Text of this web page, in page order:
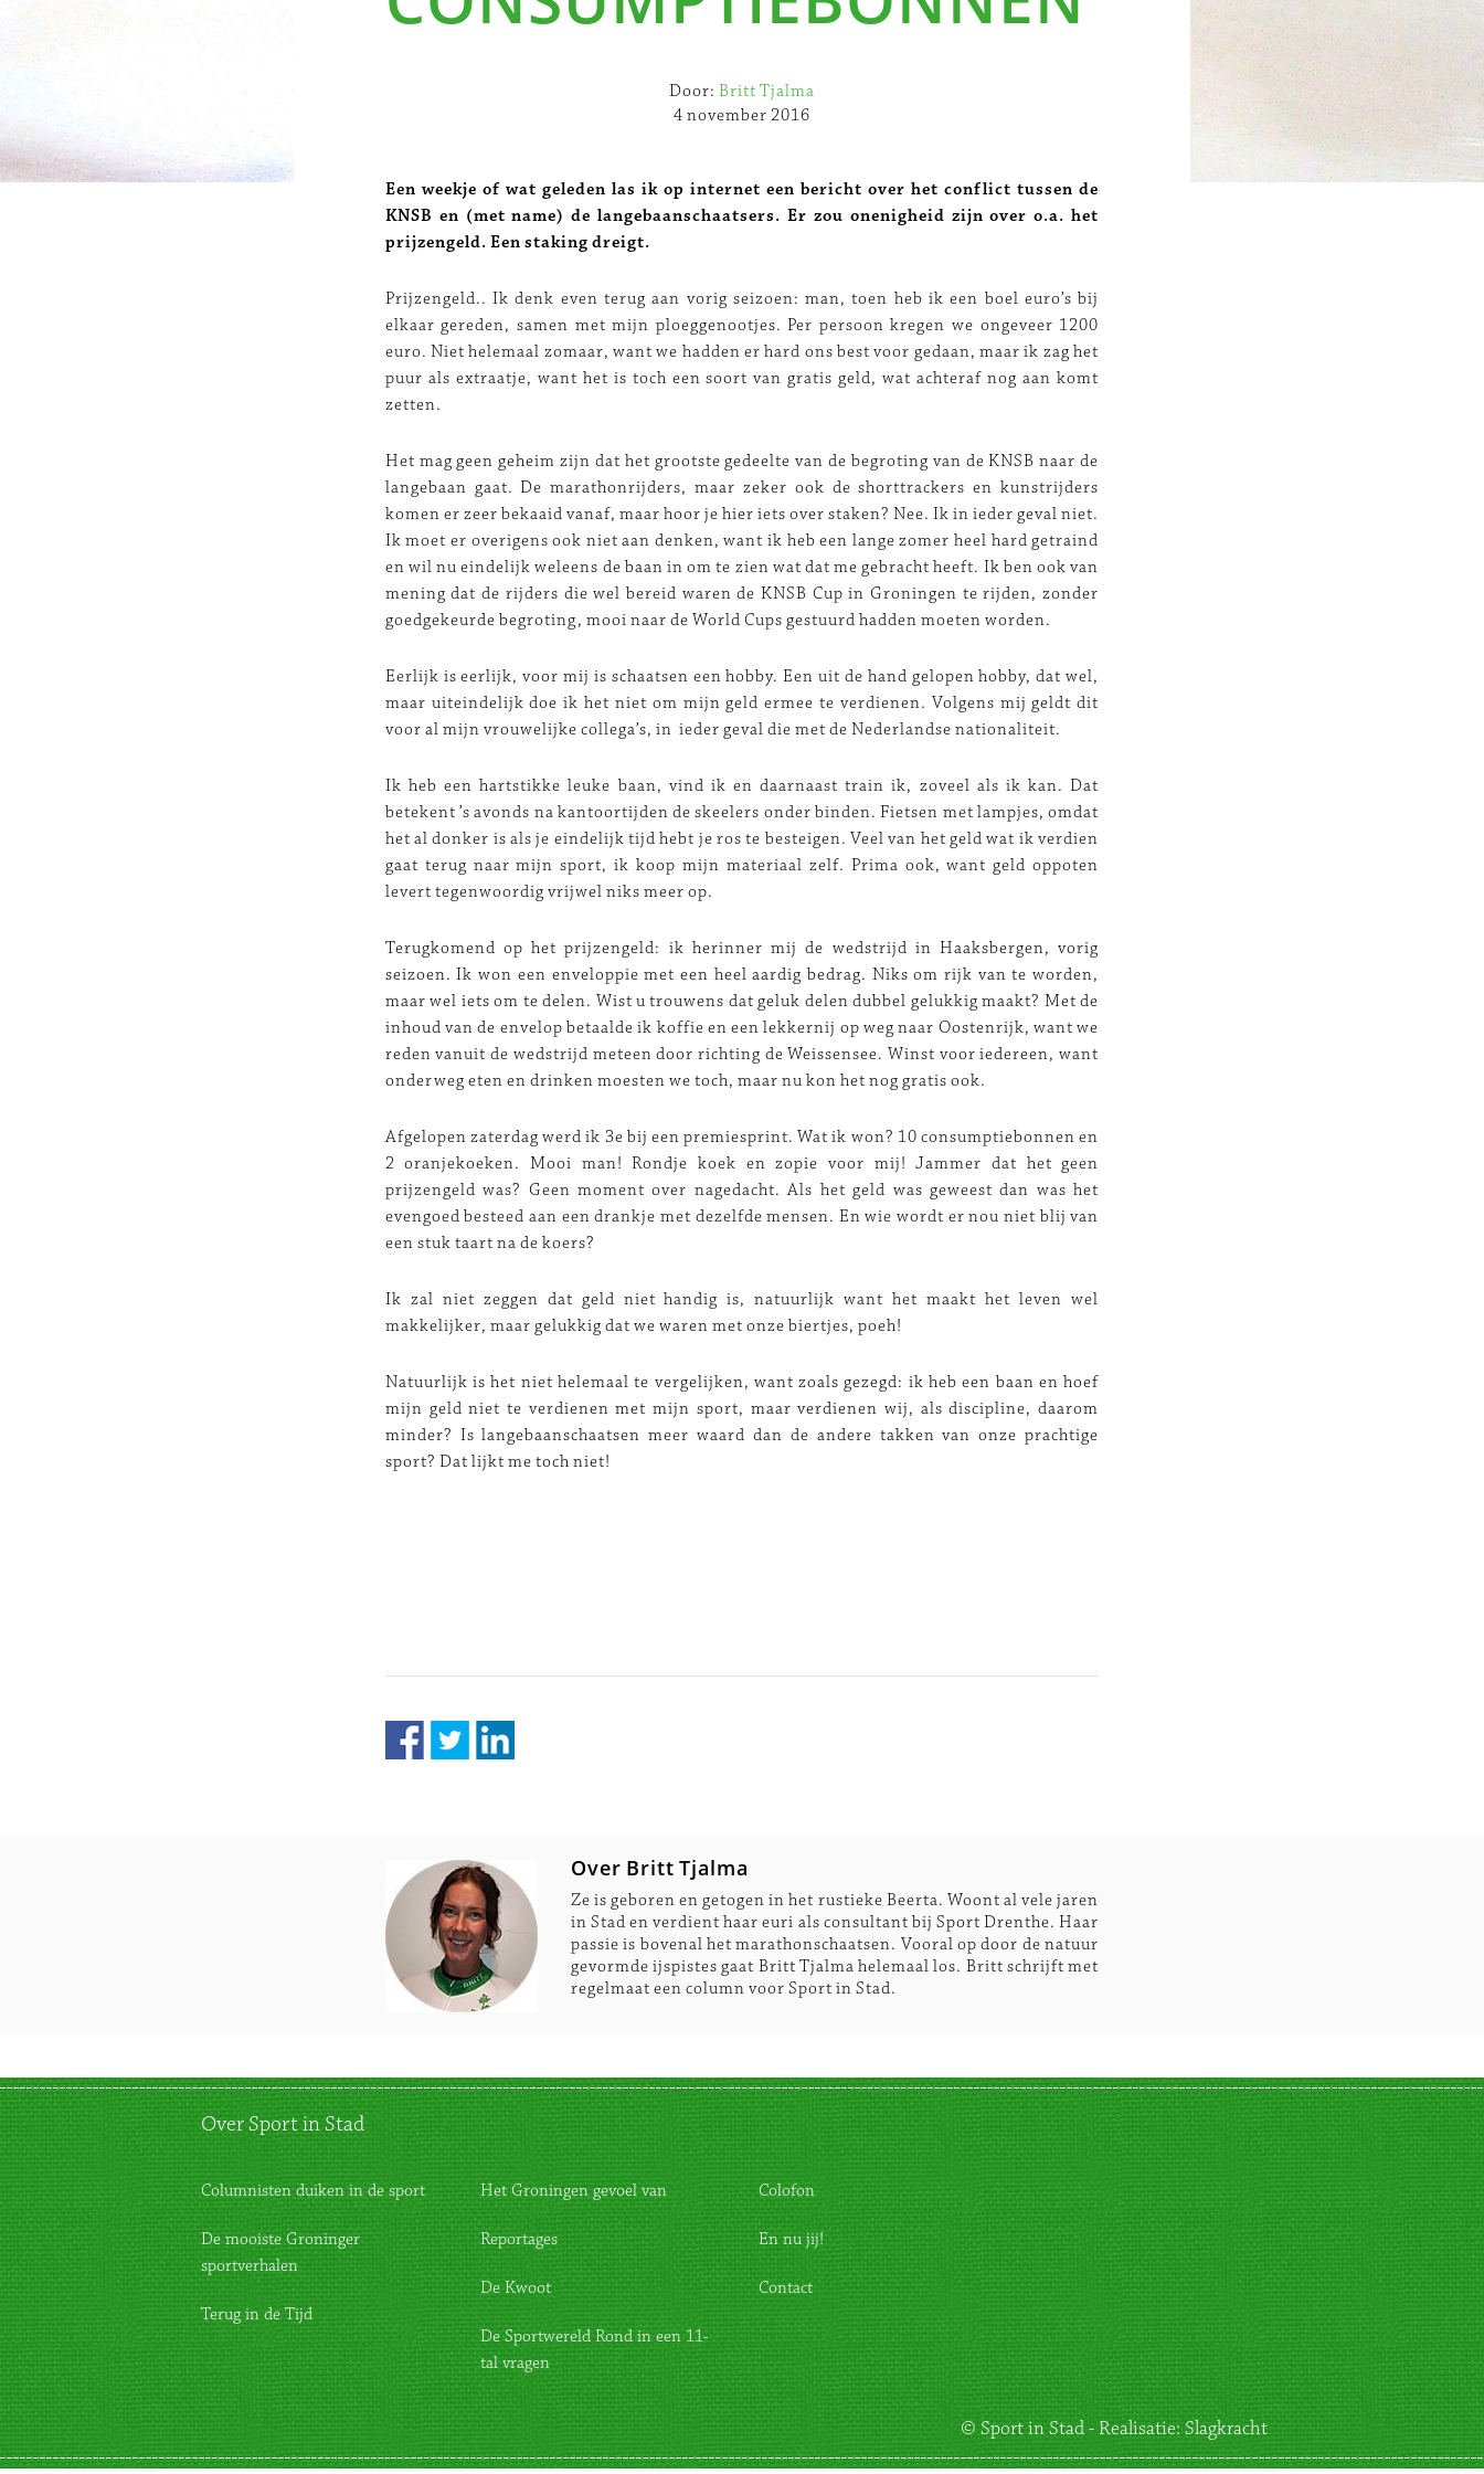
Door: Britt Tjalma
4 november 2016
Een weekje of wat geleden las ik op internet een bericht over het conflict tussen de
KNSB en (met name) de langebaanschaatsers. Er zou onenigheid zijn over o.a. het
prijzengeld. Een staking dreigt.
Prijzengeld.. Ik denk even terug aan vorig seizoen: man, toen heb ik een boel euro’s bij
elkaar gereden, samen met mijn ploeggenootjes. Per persoon kregen we ongeveer 1200
euro. Niet helemaal zomaar, want we hadden er hard ons best voor gedaan, maar ik zag het
puur als extraatje, want het is toch een soort van gratis geld, wat achteraf nog aan komt
zetten.
Het mag geen geheim zijn dat het grootste gedeelte van de begroting van de KNSB naar de
langebaan gaat. De marathonrijders, maar zeker ook de shorttrackers en kunstrijders
komen er zeer bekaaid vanaf, maar hoor je hier iets over staken? Nee. Ik in ieder geval niet.
Ik moet er overigens ook niet aan denken, want ik heb een lange zomer heel hard getraind
en wil nu eindelijk weleens de baan in om te zien wat dat me gebracht heeft. Ik ben ook van
mening dat de rijders die wel bereid waren de KNSB Cup in Groningen te rijden, zonder
goedgekeurde begroting, mooi naar de World Cups gestuurd hadden moeten worden.
Eerlijk is eerlijk, voor mij is schaatsen een hobby. Een uit de hand gelopen hobby, dat wel,
maar uiteindelijk doe ik het niet om mijn geld ermee te verdienen. Volgens mij geldt dit
voor al mijn vrouwelijke collega’s, in ieder geval die met de Nederlandse nationaliteit.
Ik heb een hartstikke leuke baan, vind ik en daarnaast train ik, zoveel als ik kan. Dat
betekent ’s avonds na kantoortijden de skeelers onder binden. Fietsen met lampjes, omdat
het al donker is als je eindelijk tijd hebt je ros te besteigen. Veel van het geld wat ik verdien
gaat terug naar mijn sport, ik koop mijn materiaal zelf. Prima ook, want geld oppoten
levert tegenwoordig vrijwel niks meer op.
Terugkomend op het prijzengeld: ik herinner mij de wedstrijd in Haaksbergen, vorig
seizoen. Ik won een enveloppie met een heel aardig bedrag. Niks om rijk van te worden,
maar wel iets om te delen. Wist u trouwens dat geluk delen dubbel gelukkig maakt? Met de
inhoud van de envelop betaalde ik koffie en een lekkernij op weg naar Oostenrijk, want we
reden vanuit de wedstrijd meteen door richting de Weissensee. Winst voor iedereen, want
onderweg eten en drinken moesten we toch, maar nu kon het nog gratis ook.
Afgelopen zaterdag werd ik 3e bij een premiesprint. Wat ik won? 10 consumptiebonnen en
2 oranjekoeken. Mooi man! Rondje koek en zopie voor mij! Jammer dat het geen
prijzengeld was? Geen moment over nagedacht. Als het geld was geweest dan was het
evengoed besteed aan een drankje met dezelfde mensen. En wie wordt er nou niet blij van
een stuk taart na de koers?
Ik zal niet zeggen dat geld niet handig is, natuurlijk want het maakt het leven wel
makkelijker, maar gelukkig dat we waren met onze biertjes, poeh!
Natuurlijk is het niet helemaal te vergelijken, want zoals gezegd: ik heb een baan en hoef
mijn geld niet te verdienen met mijn sport, maar verdienen wij, als discipline, daarom
minder? Is langebaanschaatsen meer waard dan de andere takken van onze prachtige
sport? Dat lijkt me toch niet!
Over Britt Tjalma
Ze is geboren en getogen in het rustieke Beerta. Woont al vele jaren
in Stad en verdient haar euri als consultant bij Sport Drenthe. Haar
passie is bovenal het marathonschaatsen. Vooral op door de natuur
gevormde ijspistes gaat Britt Tjalma helemaal los. Britt schrijft met
regelmaat een column voor Sport in Stad.
Over Sport in Stad
Columnisten duiken in de sport
De mooiste Groninger
sportverhalen
Terug in de Tijd
Het Groningen gevoel van
Reportages
De Kwoot
De Sportwereld Rond in een 11-
tal vragen
Colofon
En nu jij!
Contact
© Sport in Stad - Realisatie: Slagkracht